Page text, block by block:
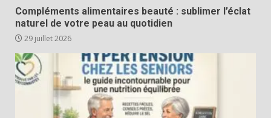
Compléments alimentaires beauté : sublimer l’éclat
naturel de votre peau au quotidien
29 juillet 2026